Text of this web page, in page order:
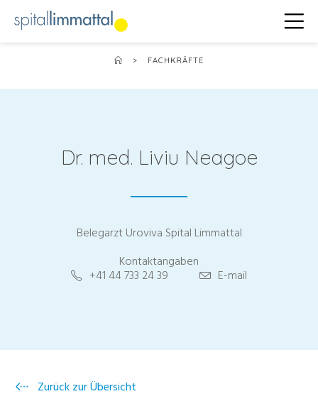
> FACHKRÄFTE
Dr. med. Liviu Neagoe
Belegarzt Uroviva Spital Limmattal
Kontaktangaben
+41 44 733 24 39 E-mail
Zurück zur Übersicht